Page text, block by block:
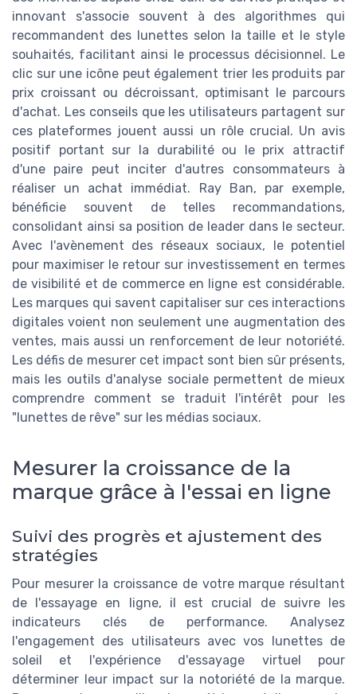
innovant s'associe souvent à des algorithmes qui
recommandent des lunettes selon la taille et le style
souhaités, facilitant ainsi le processus décisionnel. Le
clic sur une icône peut également trier les produits par
prix croissant ou décroissant, optimisant le parcours
d'achat. Les conseils que les utilisateurs partagent sur
ces plateformes jouent aussi un rôle crucial. Un avis
positif portant sur la durabilité ou le prix attractif
d'une paire peut inciter d'autres consommateurs à
réaliser un achat immédiat. Ray Ban, par exemple,
bénéficie souvent de telles recommandations,
consolidant ainsi sa position de leader dans le secteur.
Avec l'avènement des réseaux sociaux, le potentiel
pour maximiser le retour sur investissement en termes
de visibilité et de commerce en ligne est considérable.
Les marques qui savent capitaliser sur ces interactions
digitales voient non seulement une augmentation des
ventes, mais aussi un renforcement de leur notoriété.
Les défis de mesurer cet impact sont bien sûr présents,
mais les outils d'analyse sociale permettent de mieux
comprendre comment se traduit l'intérêt pour les
"lunettes de rêve" sur les médias sociaux.
Mesurer la croissance de la
marque grâce à l'essai en ligne
Suivi des progrès et ajustement des
stratégies
Pour mesurer la croissance de votre marque résultant
de l'essayage en ligne, il est crucial de suivre les
indicateurs clés de performance. Analysez
l'engagement des utilisateurs avec vos lunettes de
soleil et l'expérience d'essayage virtuel pour
déterminer leur impact sur la notoriété de la marque.